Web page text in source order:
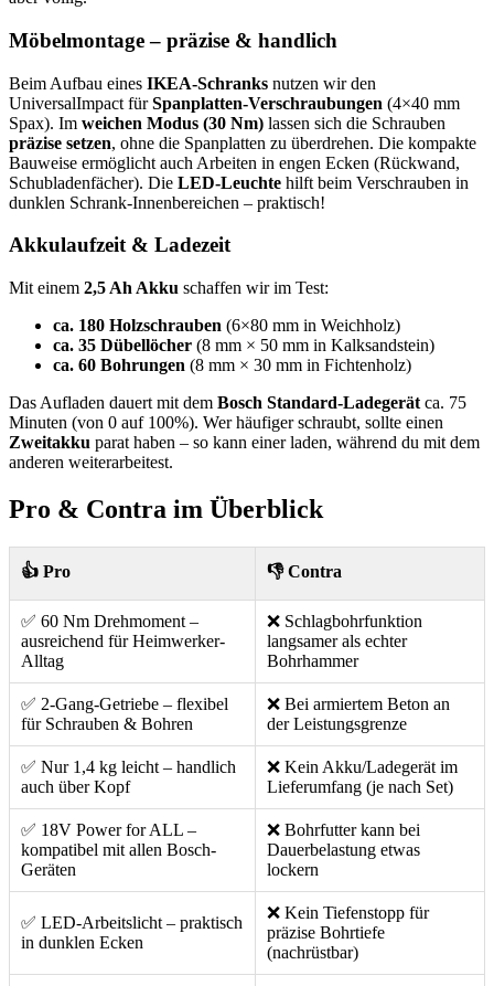
Möbelmontage – präzise & handlich
Beim Aufbau eines IKEA-Schranks nutzen wir den
UniversalImpact fürSpanplatten-Verschraubungen (4×40 mm
Spax). Im weichen Modus (30 Nm) lassen sich die Schrauben
präzise setzen, ohne die Spanplatten zu überdrehen. Die kompakte
Bauweise ermöglicht auch Arbeiten in engen Ecken (Rückwand,
Schubladenfächer). Die LED-Leuchte hilft beim Verschrauben in
dunklen Schrank-Innenbereichen – praktisch!
Akkulaufzeit & Ladezeit
Mit einem 2,5 Ah Akku schaffen wir im Test:
ca. 180 Holzschrauben (6×80 mm in Weichholz)
ca. 35 Dübellöcher (8 mm × 50 mm in Kalksandstein)
ca. 60 Bohrungen (8 mm × 30 mm in Fichtenholz)
Das Aufladen dauert mit dem Bosch Standard-Ladegerät ca. 75
Minuten (von 0 auf 100%). Wer häufiger schraubt, sollte einen
Zweitakku parat haben – so kann einer laden, während du mit dem
anderen weiterarbeitest.
Pro & Contra im Überblick
👍 Pro 👎 Contra
✅ 60 Nm Drehmoment –
ausreichend für Heimwerker-
Alltag
❌ Schlagbohrfunktion
langsamer als echter
Bohrhammer
✅ 2-Gang-Getriebe – flexibel
für Schrauben & Bohren
❌ Bei armiertem Beton an
der Leistungsgrenze
✅ Nur 1,4 kg leicht – handlich
auch über Kopf
❌ Kein Akku/Ladegerät im
Lieferumfang (je nach Set)
✅ 18V Power for ALL –
kompatibel mit allen Bosch-
Geräten
❌ Bohrfutter kann bei
Dauerbelastung etwas
lockern
✅ LED-Arbeitslicht – praktisch
in dunklen Ecken
❌ Kein Tiefenstopp für
präzise Bohrtiefe
(nachrüstbar)